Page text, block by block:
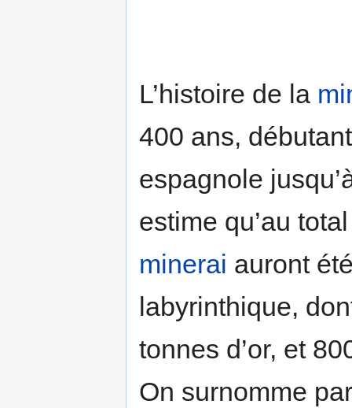
L’histoire de la
400 ans,
espagnole
estime qu’au
minerai auront
labyrinthique,
tonnes d’or, et
On surnomme